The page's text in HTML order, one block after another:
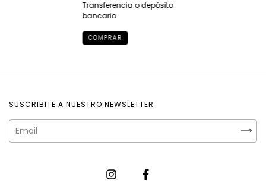
Transferencia o depósito
bancario
COMPRAR
SUSCRIBITE A NUESTRO NEWSLETTER